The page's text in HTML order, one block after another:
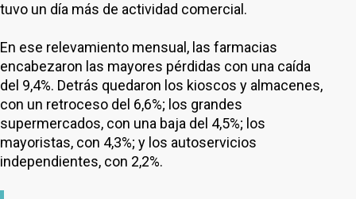
tuvo un día más de actividad comercial.
En ese relevamiento mensual, las farmacias
encabezaron las mayores pérdidas con una caída
del 9,4%. Detrás quedaron los kioscos y almacenes,
con un retroceso del 6,6%; los grandes
supermercados, con una baja del 4,5%; los
mayoristas, con 4,3%; y los autoservicios
independientes, con 2,2%.